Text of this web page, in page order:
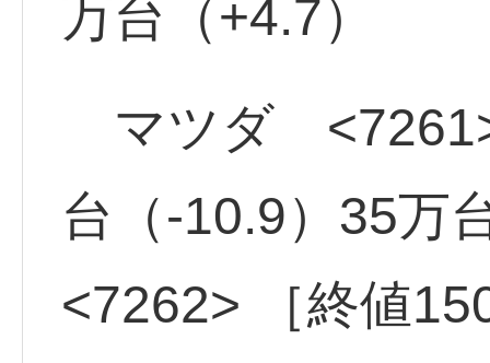
万台（+4.7）
マツダ <7261>
台（-10.9）35
<7262> ［終値